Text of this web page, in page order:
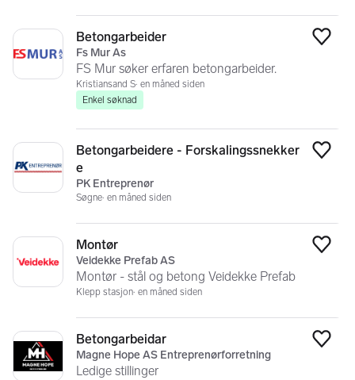
Betongarbeider
Fs Mur As
FS Mur søker erfaren betongarbeider.
Kristiansand S en måned siden
Enkel søknad
Betongarbeidere - Forskalingssnekker
e
PK Entreprenør
Søgne en måned siden
Montør
Veidekke Prefab AS
Montør - stål og betong Veidekke Prefab
Klepp stasjon en måned siden
Betongarbeidar
Magne Hope AS Entreprenørforretning
Ledige stillinger